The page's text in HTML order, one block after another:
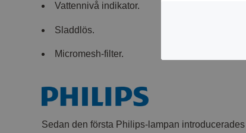
Vattennivå indikator.
Sladdlös.
Micromesh-filter.
Sedan den första Philips-lampan